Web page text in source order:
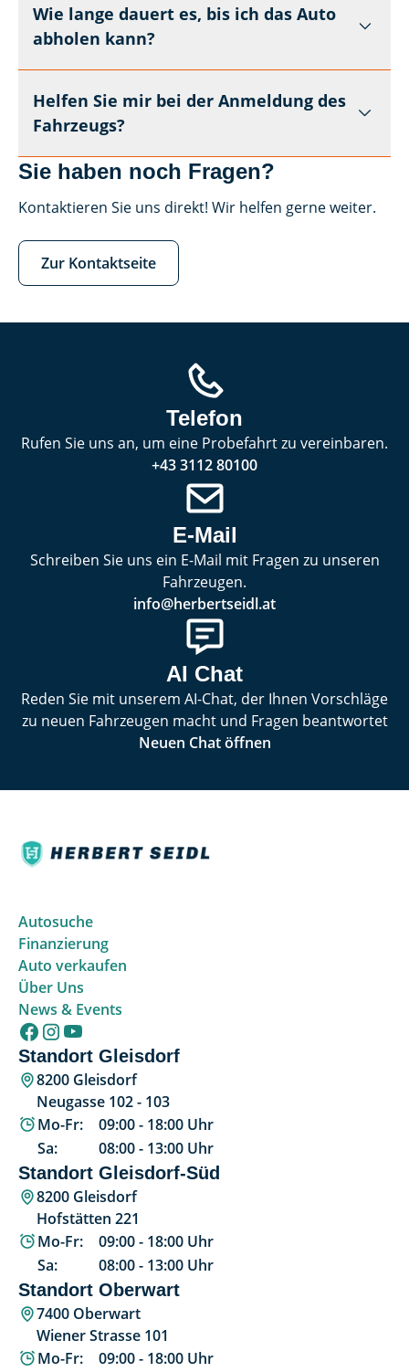
Wie lange dauert es, bis ich das Auto
abholen kann?
Helfen Sie mir bei der Anmeldung des
Fahrzeugs?
Sie haben noch Fragen?
Kontaktieren Sie uns direkt! Wir helfen gerne weiter.
Zur Kontaktseite
Telefon
Rufen Sie uns an, um eine Probefahrt zu vereinbaren.
+43 3112 80100
E-Mail
Schreiben Sie uns ein E-Mail mit Fragen zu unseren
Fahrzeugen.
info@herbertseidl.at
AI Chat
Reden Sie mit unserem AI-Chat, der Ihnen Vorschläge
zu neuen Fahrzeugen macht und Fragen beantwortet
Neuen Chat öffnen
Autosuche
Finanzierung
Auto verkaufen
Über Uns
News & Events
Standort Gleisdorf
8200 Gleisdorf
Neugasse 102 - 103
Mo-Fr:
09:00- 18:00 Uhr
Sa:
08:00- 13:00 Uhr
Standort Gleisdorf-Süd
8200 Gleisdorf
Hofstätten 221
Mo-Fr:
09:00- 18:00 Uhr
Sa:
08:00- 13:00 Uhr
Standort Oberwart
7400 Oberwart
Wiener Strasse 101
Mo-Fr:
09:00- 18:00 Uhr